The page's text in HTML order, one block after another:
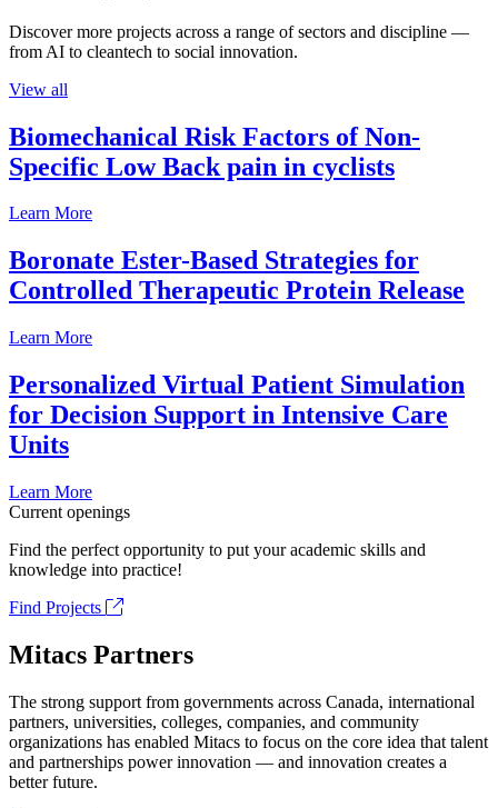
Discover more projects across a range of sectors and discipline —
from AI to cleantech to social innovation.
View all
Biomechanical Risk Factors of Non-
Specific Low Back pain in cyclists
Learn More
Boronate Ester-Based Strategies for
Controlled Therapeutic Protein Release
Learn More
Personalized Virtual Patient Simulation
for Decision Support in Intensive Care
Units
Learn More
Current openings
Find the perfect opportunity to put your academic skills and
knowledge into practice!
Find Projects
Mitacs Partners
The strong support from governments across Canada, international
partners, universities, colleges, companies, and community
organizations has enabled Mitacs to focus on the core idea that talent
and partnerships power innovation — and innovation creates a
better future.